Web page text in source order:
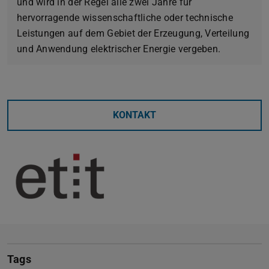
hervorragende wissenschaftliche oder technische
Leistungen auf dem Gebiet der Erzeugung, Verteilung
und Anwendung elektrischer Energie vergeben.
KONTAKT
Tags